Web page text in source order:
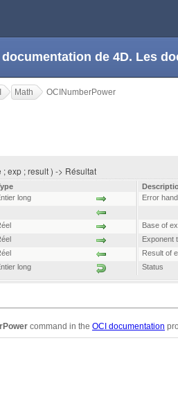
de 4D. Les
Math OCINumberPower
exp ; result ) -> Résultat
long Error
Base of
Exponent
Result of
long Status
command in the OCI documentation